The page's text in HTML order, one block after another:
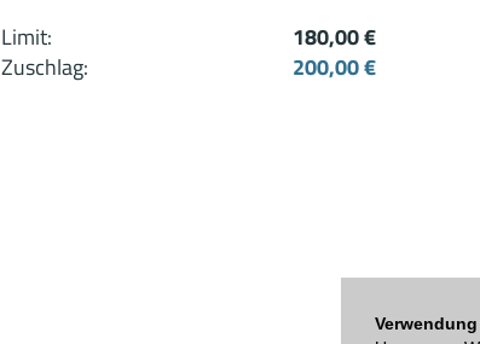
Limit:
180,00 €
Zuschlag:
200,00 €